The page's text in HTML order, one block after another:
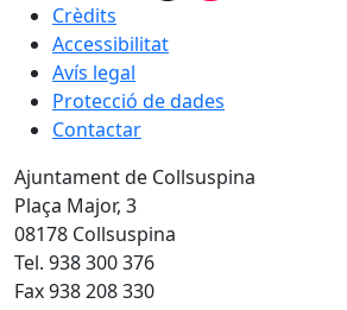
Crèdits
Accessibilitat
Avís legal
Protecció de dades
Contactar
Ajuntament de Collsuspina
Plaça Major, 3
08178 Collsuspina
Tel. 938 300 376
Fax 938 208 330